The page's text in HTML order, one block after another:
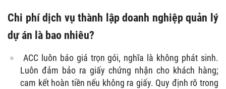
Chi phí dịch vụ thành lập doanh nghiệp quản lý
dự án là bao nhiêu?
ACC luôn báo giá trọn gói, nghĩa là không phát sinh.
Luôn đảm bảo ra giấy chứng nhận cho khách hàng;
cam kết hoàn tiền nếu không ra giấy. Quy định rõ trong